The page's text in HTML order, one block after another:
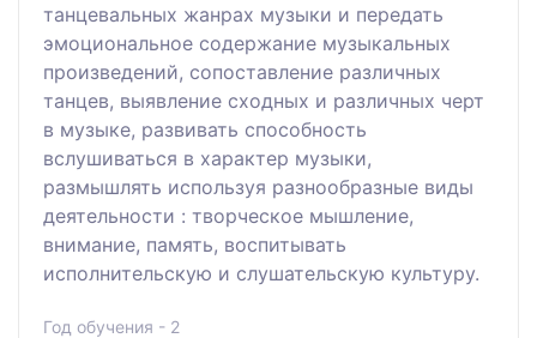
танцевальных жанрах музыки и передать
эмоциональное содержание музыкальных
произведений, сопоставление различных
танцев, выявление сходных и различных черт
в музыке, развивать способность
вслушиваться в характер музыки,
размышлять используя разнообразные виды
деятельности : творческое мышление,
внимание, память, воспитывать
исполнительскую и слушательскую культуру.
Год обучения - 2